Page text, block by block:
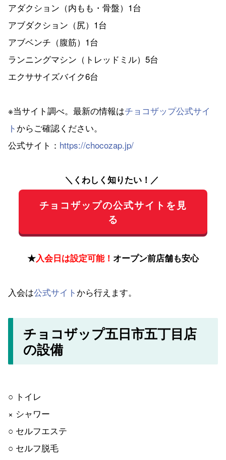
アダクション（内もも・骨盤）1台
アブダクション（尻）1台
アブベンチ（腹筋）1台
ランニングマシン（トレッドミル）5台
エクササイズバイク6台
※当サイト調べ。最新の情報はチョコザップ公式サイ
ト からご確認ください。
公式サイト： https://chocozap.jp/
＼くわしく知りたい！／
チョコザップの公式サイトを見
る
★入会日は設定可能！ オープン前店舗も安心
入会は公式サイト から行えます。
チョコザップ五日市五丁目店
の設備
○ トイレ
× シャワー
○ セルフエステ
○ セルフ脱毛